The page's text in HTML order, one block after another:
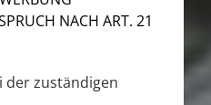
NACH ART. 21
der zuständigen